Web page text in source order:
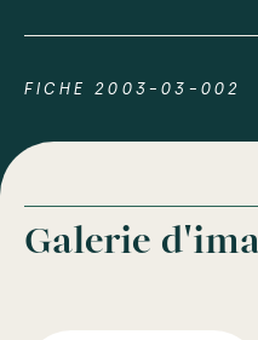
FICHE 2003-03-002
Galerie